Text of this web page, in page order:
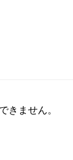
きません。